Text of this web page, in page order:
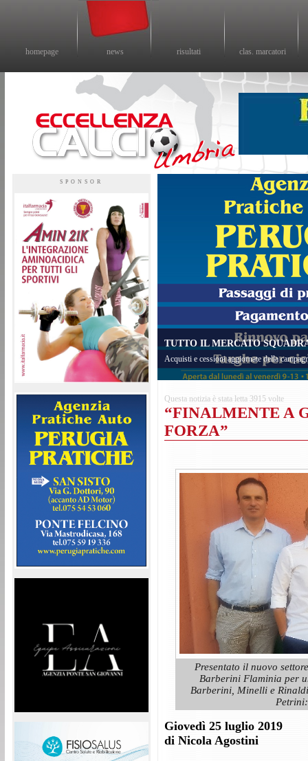
homepage news risultati clas. marcatori
SPONSOR
TUTTO IL MERCATO
Acquisti e cessioni aggiornate della
Questa notizia è stata letta 3915 volte
“FINALMENTE A
FORZA”
Presentato il nuovo
Barberini Flaminia per
Barberini, Minelli e
Giovedì 25 luglio 2019
di Nicola Agostini